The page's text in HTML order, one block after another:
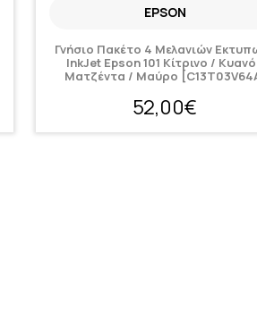
EPSON
Γνήσιο Πακέτο 4 Μελανιών
InkJet Epson 101 Κίτρινο /
Ματζέντα / Μαύρο
52,00€